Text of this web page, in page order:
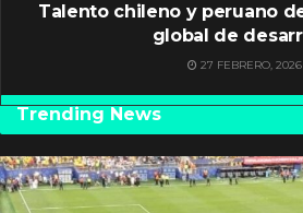
Talento chileno y peruano
global de
27 FEBRERO, 2026
Trending News